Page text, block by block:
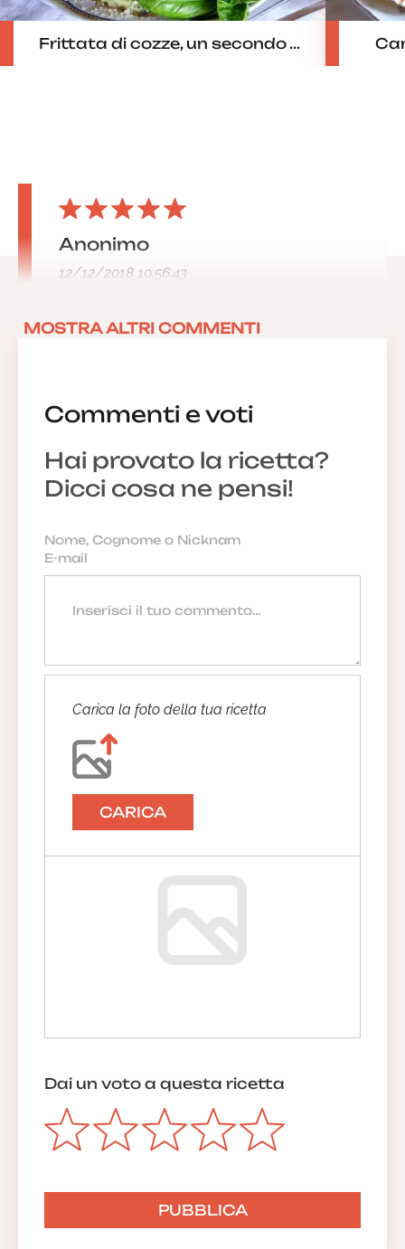
Frittata di cozze, un secondo ...
Commenti e voti
Hai provato la ricetta?
Dicci cosa ne pensi!
Carica la foto della tua ricetta
CARICA
Dai un voto a questa ricetta
Anonimo
12/12/2018 10:56:43
MOSTRA ALTRI COMMENTI